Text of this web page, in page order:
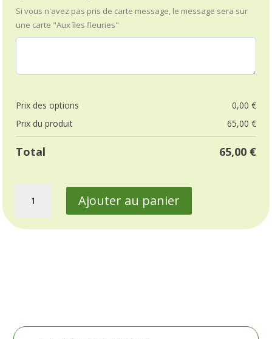
Si vous n'avez pas pris de carte message, le message sera sur
une carte "Aux îles fleuries"
Prix ​​des options 0,00 €
Prix ​​du produit
65,00 €
Total 65,00 €
Composition
exotique
Ajouter au panier